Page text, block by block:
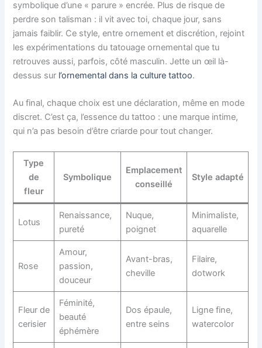
symbolique d’une « parure » encrée. Plus de risque de
perdre son talisman : il vit avec toi, chaque jour, sans
jamais faiblir. Ce style, entre ornement et discrétion, rejoint
les expérimentations du tatouage ornemental que tu
retrouves aussi, parfois, côté masculin. Jette un œil là-
dessus sur l’ornemental dans la culture tattoo.
Au final, chaque choix est une déclaration, même en mode
discret. C’est ça, l’essence du tattoo : une marque intime,
qui n’a pas besoin d’être criarde pour tout changer.
Type
de
fleur
Symbolique
Emplacement
conseillé
Style adapté
Lotus
Renaissance,
pureté
Nuque,
poignet
Minimaliste,
aquarelle
Rose
Amour,
passion,
douceur
Avant-bras,
cheville
Filaire,
dotwork
Fleur de
cerisier
Féminité,
beauté
éphémère
Dos épaule,
entre seins
Ligne fine,
watercolor